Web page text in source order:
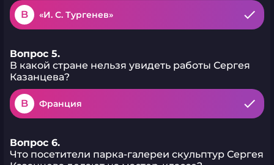
B «И. С. Тургенев»
Вопрос 5.
В какой стране нельзя увидеть работы Сергея
Казанцева?
B Франция
Вопрос 6.
Что посетители парка-галереи скульптур Сергея